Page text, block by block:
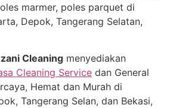
marmer, poles parquet di
Depok, Tangerang Selatan,
Cleaning menyediakan
Cleaning Service dan General
Hemat dan Murah di
Tangerang Selan, dan Bekasi,